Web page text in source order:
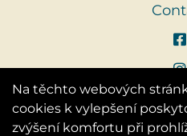
Na těchto webových
cookies k vylepšení
zvýšení komfortu při